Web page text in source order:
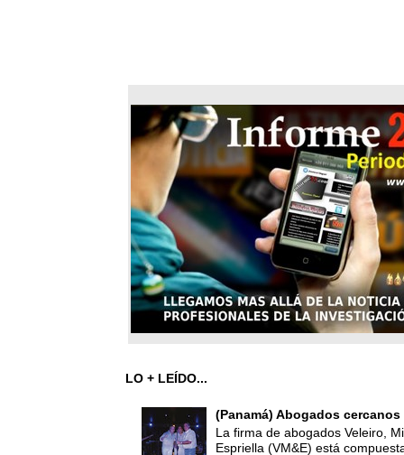
LO + LEÍDO...
(Panamá) Abogados
La firma de abogados Veleiro,
Espriella (VM&E) está